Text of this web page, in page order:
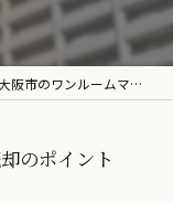
阪市のワンルームマンション売却のポイント
のポイント